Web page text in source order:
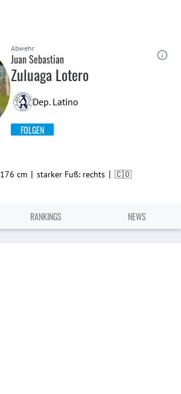
Abwehr
Juan Sebastian
Zuluaga Lotero
Dep. Latino
FOLGEN
176 cm | starker Fuß: rechts | 🇨🇴
RANKINGS NEWS